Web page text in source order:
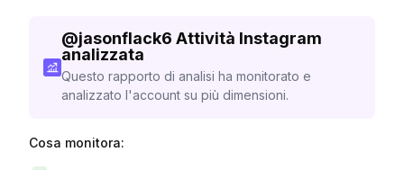
@jasonflack6 Attività Instagram
analizzata
Questo rapporto di analisi ha monitorato e
analizzato l'account su più dimensioni.
Cosa monitora: